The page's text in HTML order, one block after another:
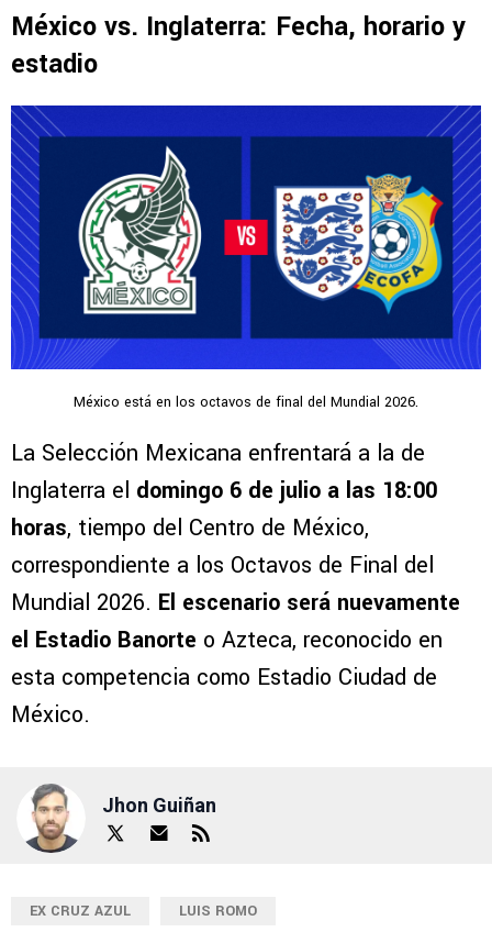
México vs. Inglaterra: Fecha, horario y
estadio
México está en los octavos de final del Mundial 2026.
La Selección Mexicana enfrentará a la de
Inglaterra el domingo 6 de julio a las 18:00
horas, tiempo del Centro de México,
correspondiente a los Octavos de Final del
Mundial 2026. El escenario será nuevamente
el Estadio Banorte o Azteca, reconocido en
esta competencia como Estadio Ciudad de
México.
Jhon Guiñan
EX CRUZ AZUL LUIS ROMO